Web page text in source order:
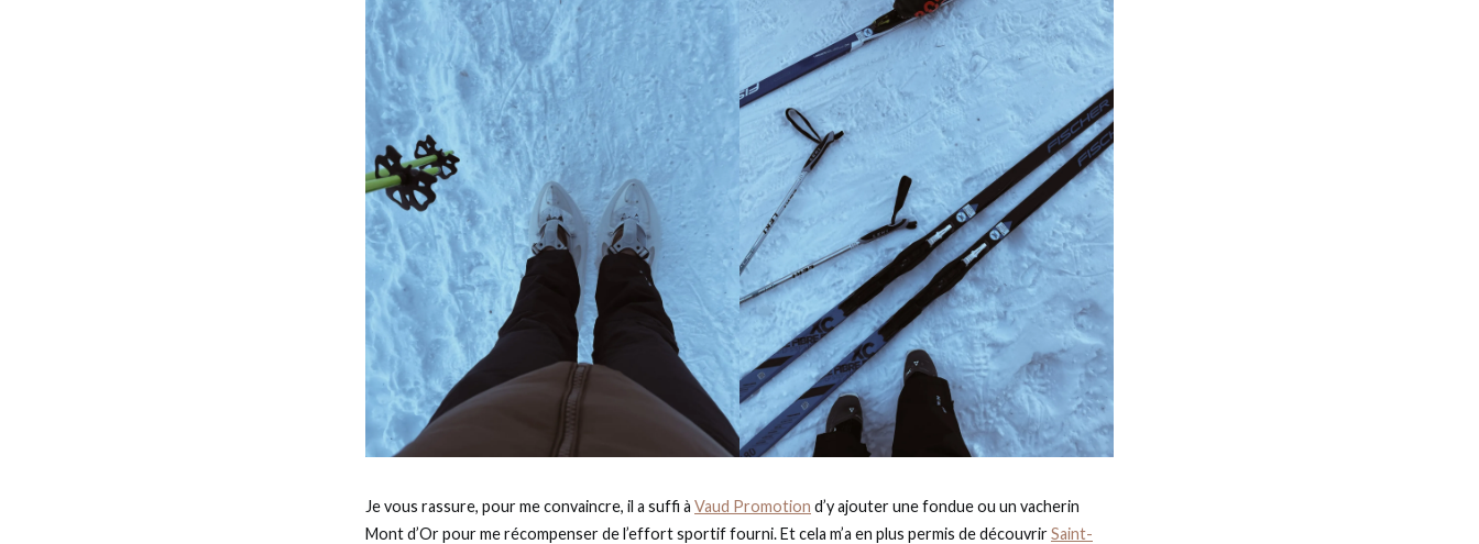
Je vous rassure, pour me convaincre, il a suffi à Vaud Promotion d’y ajouter une fondue ou un vacherin
Mont d’Or pour me récompenser de l’effort sportif fourni. Et cela m’a en plus permis de découvrirSaint-